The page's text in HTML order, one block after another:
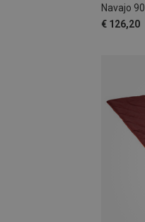
Navajo
€ 126,20